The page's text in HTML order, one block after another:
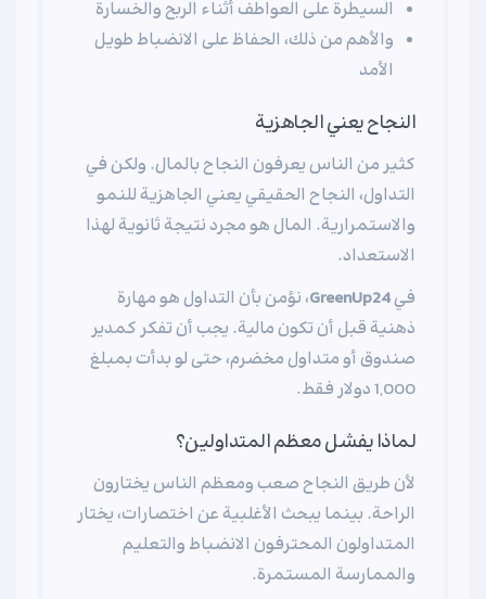
السيطرة على العواطف أثناء الربح والخسارة
والأهم من ذلك، الحفاظ على الانضباط طويل
الأمد
النجاح يعني الجاهزية
كثير من الناس يعرفون النجاح بالمال. ولكن في
التداول، النجاح الحقيقي يعني الجاهزية للنمو
والاستمرارية. المال هو مجرد نتيجة ثانوية لهذا
الاستعداد.
فيGreenUp24، نؤمن بأن التداول هو مهارة
ذهنية قبل أن تكون مالية. يجب أن تفكر كمدير
صندوق أو متداول مخضرم، حتى لو بدأت بمبلغ
1,000 دولار فقط.
لماذا يفشل معظم المتداولين؟
لأن طريق النجاح صعب ومعظم الناس يختارون
الراحة. بينما يبحث الأغلبية عن اختصارات، يختار
المتداولون المحترفون الانضباط والتعليم
والممارسة المستمرة.